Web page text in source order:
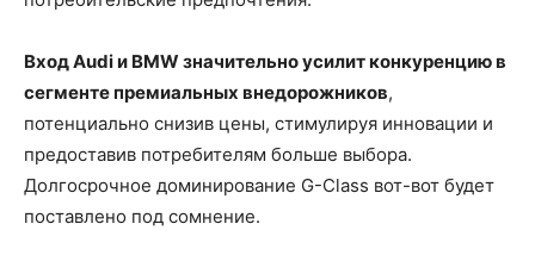
Вход Audi и BMW значительно усилит конкуренцию в
сегменте премиальных внедорожников,
потенциально снизив цены, стимулируя инновации и
предоставив потребителям больше выбора.
Долгосрочное доминирование G-Class вот-вот будет
поставлено под сомнение.